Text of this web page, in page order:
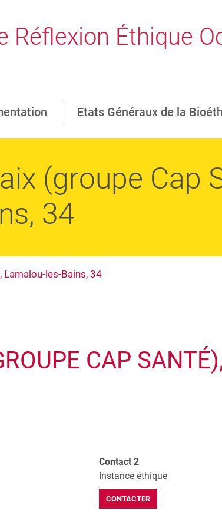
Réflexion Éthique
Etats Généraux de la
(groupe Cap
34
Lamalou-les-Bains, 34
CAP
Contact 2
Instance éthique
CONTACTER